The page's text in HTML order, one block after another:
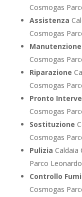
Cosmogas
Assistenza
Cosmogas
Manutenzione
Cosmogas
Riparazione
Cosmogas
Pronto
Cosmogas
Sostituzione
Cosmogas
Pulizia Caldaia
Parco Leonardo
Controllo Fumi
Cosmogas